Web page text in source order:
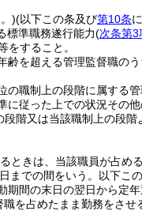
)(以下この条及び第10条
標準職務遂行能力(次条第3
すること。
齢を超える管理監督職の
の職制上の段階に属する
に従った上での状況その
階又は当該職制上の段階
ときは、当該職員が占め
までの間をいう。以下こ
期間の末日の翌日から定
を占めたまま勤務をさせ